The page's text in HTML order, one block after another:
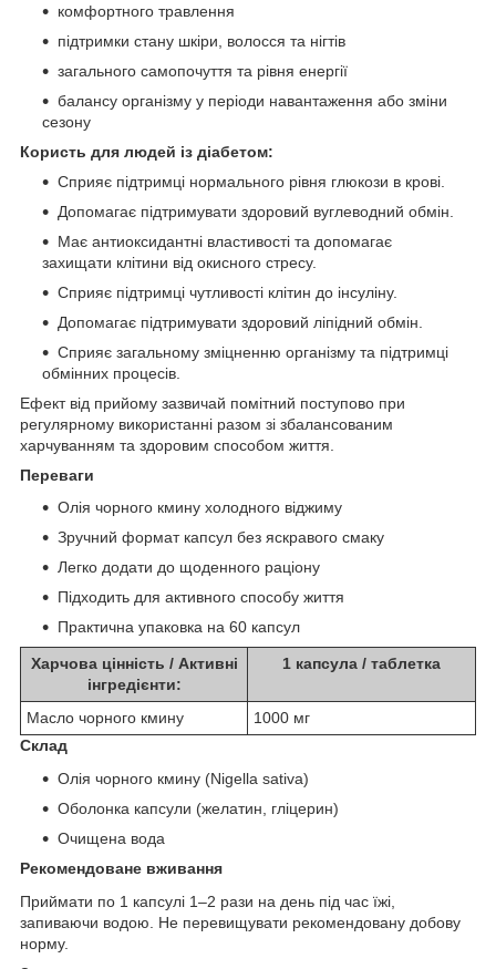
комфортного травлення
підтримки стану шкіри, волосся та нігтів
загального самопочуття та рівня енергії
балансу організму у періоди навантаження або зміни
сезону
Користь для людей із діабетом:
Сприяє підтримці нормального рівня глюкози в крові.
Допомагає підтримувати здоровий вуглеводний обмін.
Має антиоксидантні властивості та допомагає
захищати клітини від окисного стресу.
Сприяє підтримці чутливості клітин до інсуліну.
Допомагає підтримувати здоровий ліпідний обмін.
Сприяє загальному зміцненню організму та підтримці
обмінних процесів.
Ефект від прийому зазвичай помітний поступово при
регулярному використанні разом зі збалансованим
харчуванням та здоровим способом життя.
Переваги
Олія чорного кмину холодного віджиму
Зручний формат капсул без яскравого смаку
Легко додати до щоденного раціону
Підходить для активного способу життя
Практична упаковка на 60 капсул
Харчова цінність / Активні
інгредієнти:
1 капсула / таблетка
Масло чорного кмину
1000 мг
Склад
Олія чорного кмину (Nigella sativa)
Оболонка капсули (желатин, гліцерин)
Очищена вода
Рекомендоване вживання
Приймати по 1 капсулі 1–2 рази на день під час їжі,
запиваючи водою. Не перевищувати рекомендовану добову
норму.